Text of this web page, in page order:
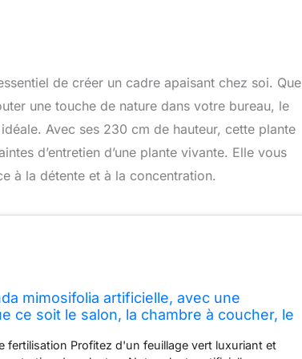
de créer un cadre apaisant chez soi. Que
une touche de nature dans votre bureau, le
Avec ses 230 cm de hauteur, cette plante
d’entretien d’une plante vivante. Elle vous
à la détente et à la concentration.
mimosifolia artificielle, avec une
ce soit le salon, la chambre à coucher, le
fertilisation Profitez d'un feuillage vert luxuriant et